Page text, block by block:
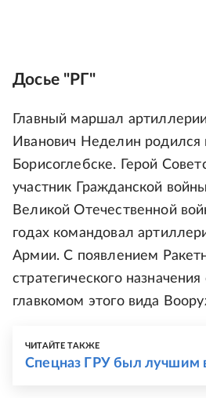
Досье "РГ"
Главный маршал
Иванович Неделин родился
Борисоглебске. Герой
участник Гражданской
Великой Отечественной
годах командовал
Армии. С появлением
стратегического
главкомом этого вида
ЧИТАЙТЕ ТАКЖЕ
Спецназ ГРУ был лучшим